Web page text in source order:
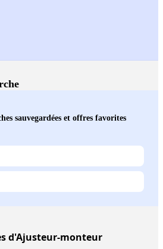
sauvegardées et offres favorites
d'Ajusteur-monteur